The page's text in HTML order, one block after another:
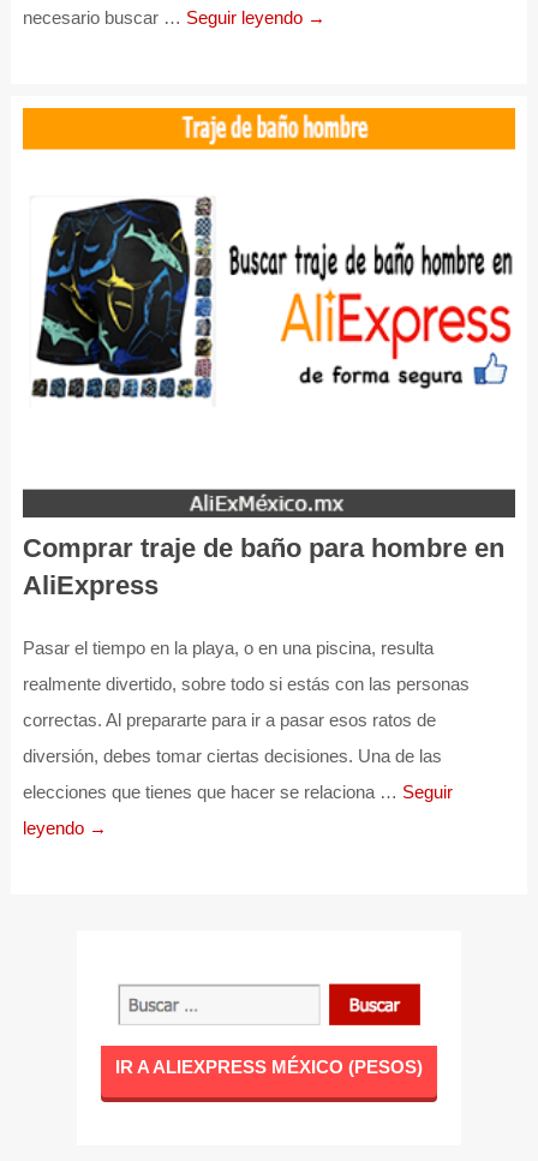
necesario buscar … Seguir leyendo →
Comprar traje de baño para hombre en
AliExpress
Pasar el tiempo en la playa, o en una piscina, resulta
realmente divertido, sobre todo si estás con las personas
correctas. Al prepararte para ir a pasar esos ratos de
diversión, debes tomar ciertas decisiones. Una de las
elecciones que tienes que hacer se relaciona … Seguir
leyendo →
IR A ALIEXPRESS MÉXICO (PESOS)